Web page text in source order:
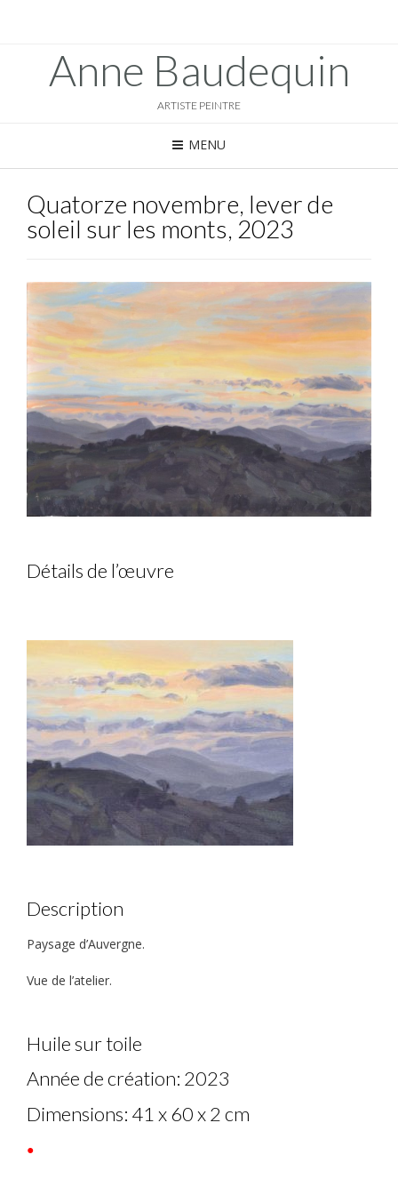
Anne Baudequin
ARTISTE PEINTRE
MENU
Quatorze novembre, lever de
soleil sur les monts, 2023
Détails de l’œuvre
Description
Paysage d’Auvergne.
Vue de l’atelier.
Huile sur toile
Année de création: 2023
Dimensions: 41 x 60 x 2 cm
●